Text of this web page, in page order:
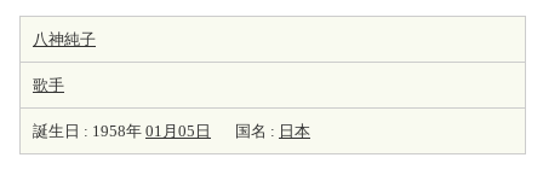
八神純子
歌手
誕生日 : 1958年 01月05日 国名 : 日本